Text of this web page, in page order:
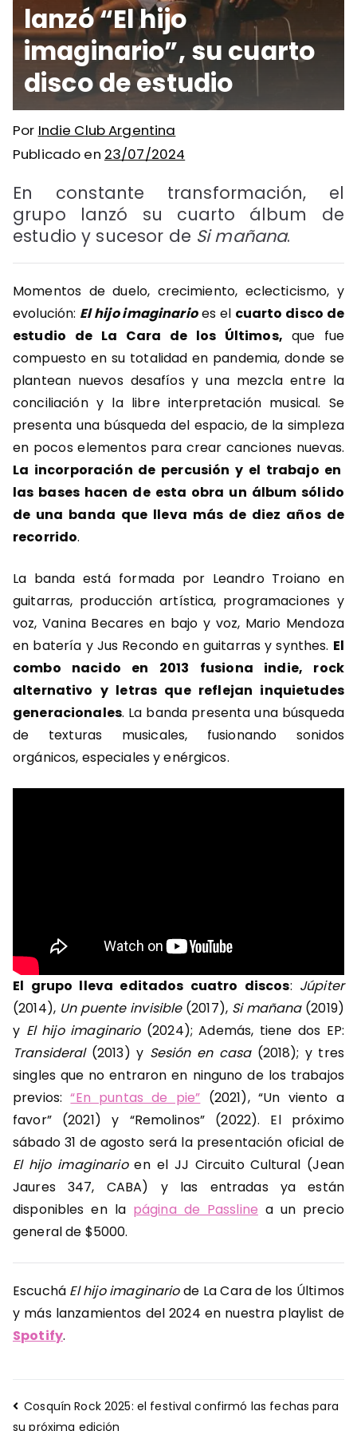
lanzó “El hijo
imaginario”, su cuarto
disco de estudio
Por Indie Club Argentina
Publicado en 23/07/2024
En constante transformación, el
grupo lanzó su cuarto álbum de
estudio y sucesor de Si mañana.
Momentos de duelo, crecimiento, eclecticismo, y
evolución: El hijo imaginarioes el cuarto disco de
estudio de La Cara de los Últimos, que fue
compuesto en su totalidad en pandemia, donde se
plantean nuevos desafíos y una mezcla entre la
conciliación y la libre interpretación musical. Se
presenta una búsqueda del espacio, de la simpleza
en pocos elementos para crear canciones nuevas.
La incorporación de percusión y el trabajo en
las bases hacen de esta obra un álbum sólido
de una banda que lleva más de diez años de
recorrido.
La banda está formada por Leandro Troiano en
guitarras, producción artística, programaciones y
voz, Vanina Becares en bajo y voz, Mario Mendoza
en batería y Jus Recondo en guitarras y synthes. El
combo nacido en 2013 fusiona indie, rock
alternativo y letras que reflejan inquietudes
generacionales. La banda presenta una búsqueda
de texturas musicales, fusionando sonidos
orgánicos, especiales y enérgicos.
El grupo lleva editados cuatro discos: Júpiter
(2014), Un puente invisible(2017), Si mañana(2019)
y El hijo imaginario(2024); Además, tiene dos EP:
Transideral(2013) y Sesión en casa(2018); y tres
singles que no entraron en ninguno de los trabajos
previos:“En puntas de pie” (2021), “Un viento a
favor” (2021) y “Remolinos” (2022). El próximo
sábado 31 de agosto será la presentación oficial de
El hijo imaginarioen el JJ Circuito Cultural (Jean
Jaures 347, CABA) y las entradas ya están
disponibles en la página de Passline a un precio
general de $5000.
Escuchá El hijo imaginariode La Cara de los Últimos
y más lanzamientos del 2024 en nuestra playlist de
Spotify.
Navegación
Cosquín Rock 2025: el festival confirmó las fechas para
su próxima edición